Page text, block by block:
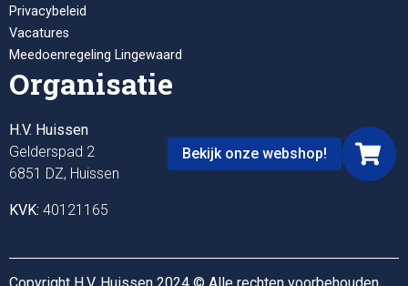
Bekijk onze webshop!
Privacybeleid
Vacatures
Meedoenregeling Lingewaard
Organisatie
H.V. Huissen
Gelderspad 2
6851 DZ, Huissen
KVK: 40121165